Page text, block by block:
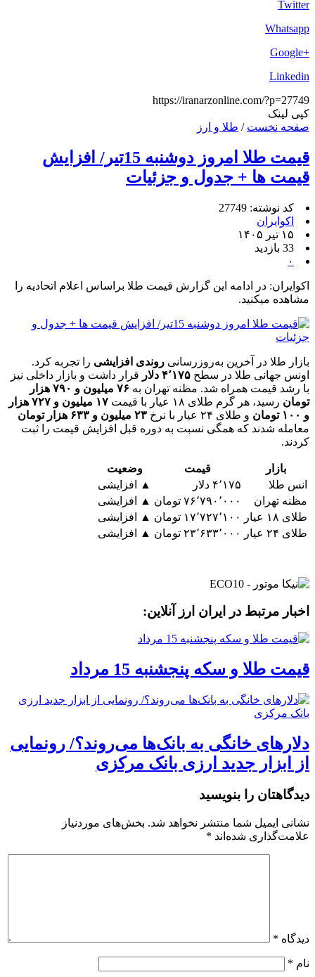
Twitter
Whatsapp
+Google
Linkedin
https://iranarzonline.com/?p=27749
کپی لینک
صفحه نخست / طلا و ارز
قیمت طلا امروز دوشنبه 15تیر/ افزایش
قیمت ها + جدول و جزئیات
کد نوشته: 27749
اکوایران
۱۵ تیر ۱۴۰۵
33 بازدید
۰
اکوایران: در ادامه این گزارش قیمت طلا براساس اعلام اتحادیه را
مشاهده میکنید.
بازار طلا در آخرین به‌روزرسانی روندی افزایشی را تجربه کرد.
اونس جهانی طلا در سطح ۴٬۱۷۵ دلار
قرار داشت و بازار داخلی نیز
با رشد قیمت همراه شد. مظنه تهران به
۷۶ میلیون و ۷۹۰ هزار
تومان رسید، هر گرم طلای ۱۸ عیار با قیمت
۱۷ میلیون و ۷۲۷ هزار
و ۱۰۰ تومان
و طلای ۲۴ عیار با نرخ
۲۳ میلیون و ۶۳۳ هزار تومان
معامله شدند که همگی نسبت به دوره قبل افزایش قیمت را ثبت
کردند.
بازار قیمت
وضعیت
انس طلا
۴٬۱۷۵ دلار
▲ افزایشی
مظنه تهران
۷۶٬۷۹۰٬۰۰۰ تومان
▲ افزایشی
طلای ۱۸ عیار
۱۷٬۷۲۷٬۱۰۰ تومان
▲ افزایشی
طلای ۲۴ عیار
۲۳٬۶۳۳٬۰۰۰ تومان ▲ افزایشی
اخبار مرتبط در ایران ارز آنلاین:
قیمت طلا و سکه پنجشنبه 15 مرداد
دلارهای خانگی به بانک‌ها می‌روند؟/ رونمایی
از ابزار جدید ارزی بانک مرکزی
دیدگاهتان را بنویسید
نشانی ایمیل شما منتشر نخواهد شد. بخش‌های موردنیاز
علامت‌گذاری شده‌اند *
دیدگاه *
نام *